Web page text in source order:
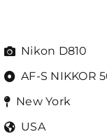
Nikon D810
AF-S NIKKOR
New York
USA